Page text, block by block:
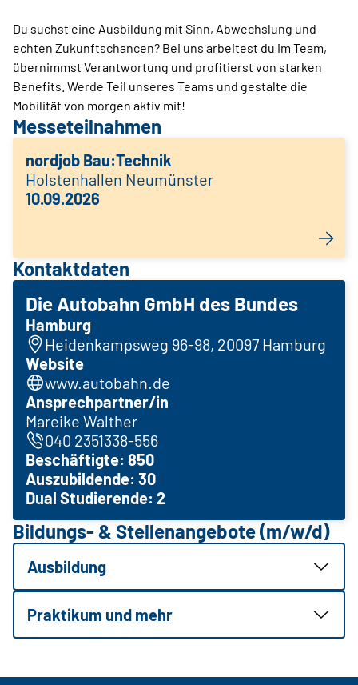
Du suchst eine Ausbildung mit Sinn, Abwechslung und
echten Zukunftschancen? Bei uns arbeitest du im Team,
übernimmst Verantwortung und profitierst von starken
Benefits. Werde Teil unseres Teams und gestalte die
Mobilität von morgen aktiv mit!
Messeteilnahmen
nordjob Bau:Technik
Holstenhallen Neumünster
10.09.2026
Kontaktdaten
Die Autobahn GmbH des Bundes
Hamburg
Heidenkampsweg 96-98, 20097 Hamburg
Website
www.autobahn.de
Ansprechpartner/in
Mareike Walther
040 2351338-556
Beschäftigte: 850
Auszubildende: 30
Dual Studierende: 2
Bildungs- & Stellenangebote (m/w/d)
Ausbildung
Praktikum und mehr